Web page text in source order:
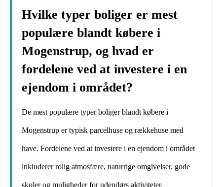
Hvilke typer boliger er mest
populære blandt købere i
Mogenstrup, og hvad er
fordelene ved at investere i en
ejendom i området?
De mest populære typer boliger blandt købere i
Mogenstrup er typisk parcelhuse og rækkehuse med
have. Fordelene ved at investere i en ejendom i området
inkluderer rolig atmosfære, naturrige omgivelser, gode
skoler og muligheder for udendørs aktiviteter.